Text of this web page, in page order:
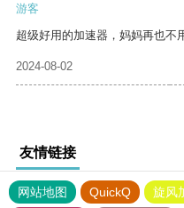
游客
超级好用的加速器，妈妈再也不
2024-08-02
友情链接
网站地图 QuickQ 旋风